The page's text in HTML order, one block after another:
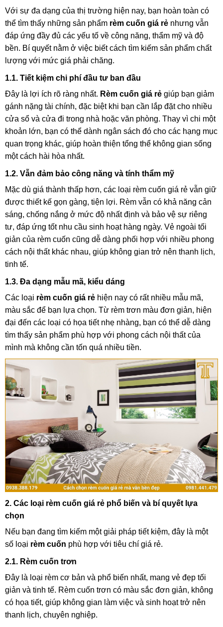
Với sự đa dạng của thị trường hiện nay, bạn hoàn toàn có
thể tìm thấy những sản phẩm rèm cuốn giá rẻ nhưng vẫn
đáp ứng đầy đủ các yếu tố về công năng, thẩm mỹ và độ
bền. Bí quyết nằm ở việc biết cách tìm kiếm sản phẩm chất
lượng với mức giá phải chăng.
1.1. Tiết kiệm chi phí đầu tư ban đầu
Đây là lợi ích rõ ràng nhất. Rèm cuốn giá rẻ giúp bạn giảm
gánh nặng tài chính, đặc biệt khi bạn cần lắp đặt cho nhiều
cửa sổ và cửa đi trong nhà hoặc văn phòng. Thay vì chi một
khoản lớn, bạn có thể dành ngân sách đó cho các hạng mục
quan trọng khác, giúp hoàn thiện tổng thể không gian sống
một cách hài hòa nhất.
1.2. Vẫn đảm bảo công năng và tính thẩm mỹ
Mặc dù giá thành thấp hơn, các loại rèm cuốn giá rẻ vẫn giữ
được thiết kế gọn gàng, tiện lợi. Rèm vẫn có khả năng cản
sáng, chống nắng ở mức độ nhất định và bảo vệ sự riêng
tư, đáp ứng tốt nhu cầu sinh hoạt hàng ngày. Vẻ ngoài tối
giản của rèm cuốn cũng dễ dàng phối hợp với nhiều phong
cách nội thất khác nhau, giúp không gian trở nên thanh lịch,
tinh tế.
1.3. Đa dạng mẫu mã, kiểu dáng
Các loại rèm cuốn giá rẻ hiện nay có rất nhiều mẫu mã,
màu sắc để bạn lựa chọn. Từ rèm trơn màu đơn giản, hiện
đại đến các loại có họa tiết nhẹ nhàng, bạn có thể dễ dàng
tìm thấy sản phẩm phù hợp với phong cách nội thất của
mình mà không cần tốn quá nhiều tiền.
2. Các loại rèm cuốn giá rẻ phổ biến và bí quyết lựa
chọn
Nếu bạn đang tìm kiếm một giải pháp tiết kiệm, đây là một
số loại rèm cuốn phù hợp với tiêu chí giá rẻ.
2.1. Rèm cuốn trơn
Đây là loại rèm cơ bản và phổ biến nhất, mang vẻ đẹp tối
giản và tinh tế. Rèm cuốn trơn có màu sắc đơn giản, không
có họa tiết, giúp không gian làm việc và sinh hoạt trở nên
thanh lịch, chuyên nghiệp.